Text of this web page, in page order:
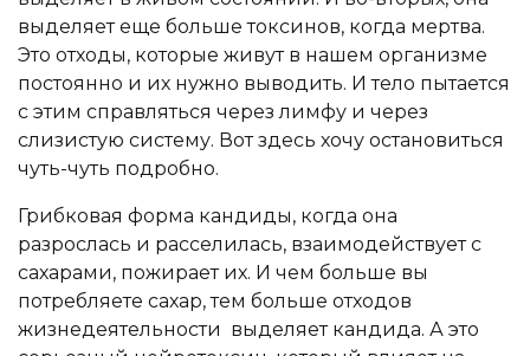
выделяет еще больше токсинов, когда мертва.
Это отходы, которые живут в нашем организме
постоянно и их нужно выводить. И тело пытается
с этим справляться через лимфу и через
слизистую систему. Вот здесь хочу остановиться
чуть-чуть подробно.
Грибковая форма кандиды, когда она
разрослась и расселилась, взаимодействует с
сахарами, пожирает их. И чем больше вы
потребляете сахар, тем больше отходов
жизнедеятельности выделяет кандида. А это